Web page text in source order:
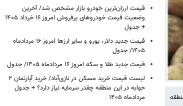
قیمت ارزان‌ترین خودرو بازار مشخص شد/ آخرین
وضعیت قیمت خودروهای پرفروش امروز ۱۶ خرداد ۱۴۰۵
+ جدول
قیمت جدید دلار، یورو و سایر ارزها امروز ۱۶ مردادماه
۱۴۰۵/ جدول
قیمت جدید طلا و سکه امروز ۱۶ مردادماه ۱۴۰۵/ جدول
لیست قیمت خرید مسکن در نازی‌آباد/ خرید آپارتمان ۲
خوابه در این منطقه چقدر سرمایه نیاز دارد؟ + جدول
مردادماه ۱۴۰۵